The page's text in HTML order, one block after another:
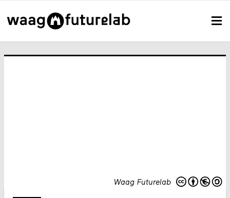
Waag Futurelab